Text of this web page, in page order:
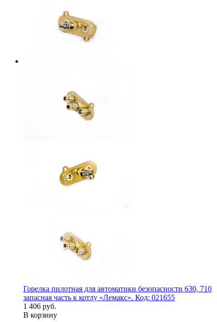
Горелка пилотная для автоматики безопасности 630, 710
запасная часть к котлу «Лемакс». Код: 021655
1 406 руб.
В корзину